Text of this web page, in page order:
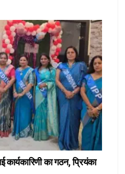
का गठन, प्रियंका